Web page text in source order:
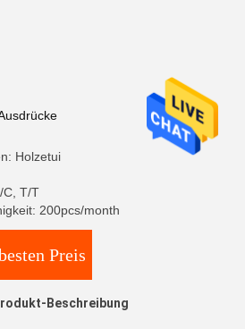
Holzetui
C, T/T
200pcs/month
Preis
Beschreibung